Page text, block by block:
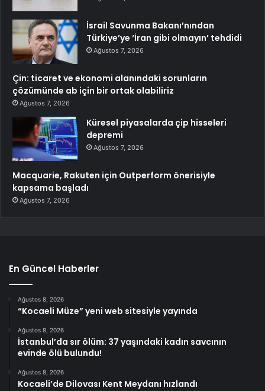
İsrail Savunma Bakanı’nından
Türkiye’ye ‘İran gibi olmayın’ tehdidi
Ağustos 7, 2026
Çin: ticaret ve ekonomi alanındaki sorunların
çözümünde ab için bir ortak olabiliriz
Ağustos 7, 2026
Küresel piyasalarda çip hisseleri
depremi
Ağustos 7, 2026
Macquarie, Rakuten için Outperform önerisiyle
kapsama başladı
Ağustos 7, 2026
En Güncel Haberler
Ağustos 8, 2026
“Kocaeli Müze” yeni web sitesiyle yayında
Ağustos 8, 2026
İstanbul’da sır ölüm: 37 yaşındaki kadın savcının
evinde ölü bulundu!
Ağustos 8, 2026
Kocaeli’de Dilovası Kent Meydanı hızlandı